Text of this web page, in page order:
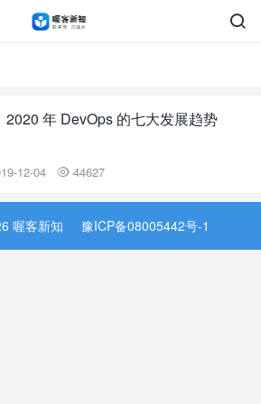

2020 年 DevOps 的七大发展趋势
12-04  44627
喔客新知 豫ICP备08005442号-1